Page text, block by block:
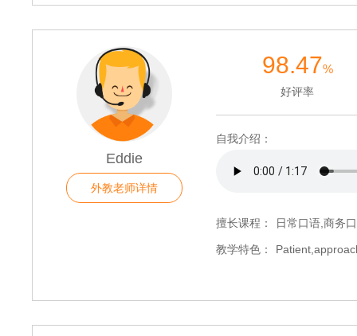
Eddie
外教老师详情
98.47%
好评率
自我介绍：
擅长课程： 日常口语,商务
教学特色：